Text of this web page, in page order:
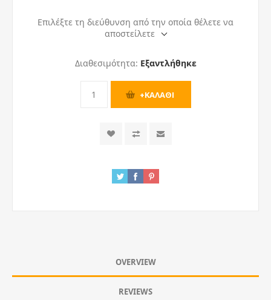
Επιλέξτε τη διεύθυνση από την οποία θέλετε να
αποστείλετε
Διαθεσιμότητα: Εξαντλήθηκε
OVERVIEW
REVIEWS